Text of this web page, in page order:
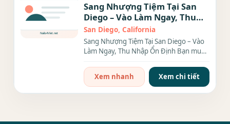
Sang Nhượng Tiệm Tại San
Diego – Vào Làm Ngay, Thu
Nhập Ổn Định
San Diego, California
Sang Nhượng Tiệm Tại San Diego – Vào
Làm Ngay, Thu Nhập Ổn Định Bạn muốn
Xem nhanh
Xem chi tiết